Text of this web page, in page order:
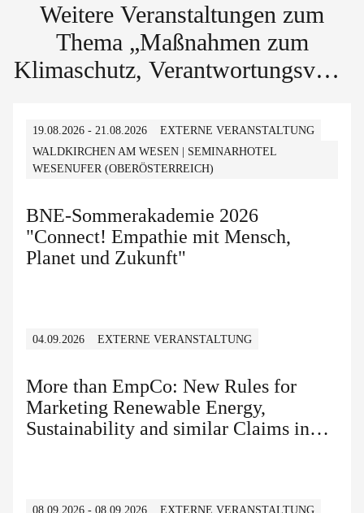
Weitere Veranstaltungen zum
Thema „Maßnahmen zum
Klimaschutz, Verantwortungsvolle
19.08.2026 - 21.08.2026
EXTERNE VERANSTALTUNG
WALDKIRCHEN AM WESEN | SEMINARHOTEL
WESENUFER (OBERÖSTERREICH)
BNE-Sommerakademie 2026
"Connect! Empathie mit Mensch,
Planet und Zukunft"
04.09.2026 EXTERNE VERANSTALTUNG
More than EmpCo: New Rules for
Marketing Renewable Energy,
Sustainability and similar Claims in
08.09.2026 - 08.09.2026
EXTERNE VERANSTALTUNG